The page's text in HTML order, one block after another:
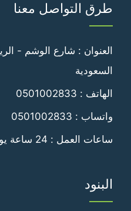
فيسبوك
طرق التواصل معنا
العنوان : شارع الوشم -
السعودية
الهاتف : 0501002833
واتساب : 0501002833
ساعات العمل : 24 ساعة يوميا على مدار الاسبوع.
البنود